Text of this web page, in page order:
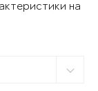
на